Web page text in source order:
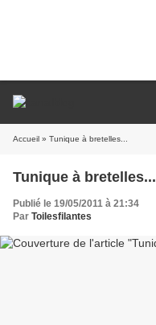
Accueil » Tunique à bretelles...
Tunique à bretelles...
Publié le 19/05/2011 à 21:34
Par Toilesfilantes